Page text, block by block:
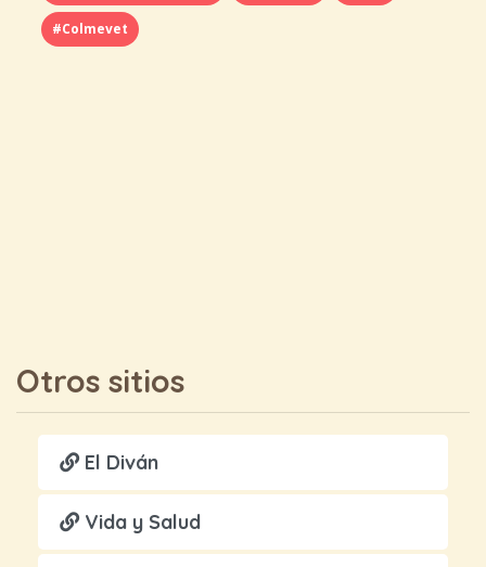
#Colmevet
Otros sitios
El Diván
Vida y Salud